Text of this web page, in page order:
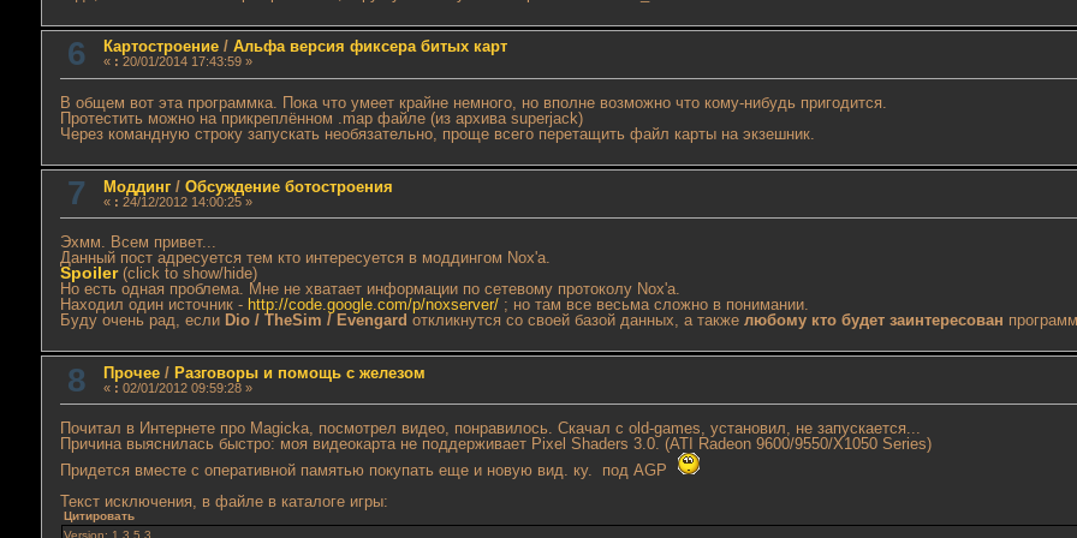
6 Картостроение/ Альфа версия фиксера битых карт
« : 20/01/2014 17:43:59 »
В общем вот эта программка. Пока что умеет крайне немного, но вполне возможно что кому-нибудь пригодится.
Протестить можно на прикреплённом .map файле (из архива superjack)
Через командную строку запускать необязательно, проще всего перетащить файл карты на экзешник.
7 Моддинг/ Обсуждение ботостроения
« : 24/12/2012 14:00:25 »
Эхмм. Всем привет...
Данный пост адресуется тем кто интересуется в моддингом Nox'a.
Spoiler(click to show/hide)
Но есть одная проблема. Мне не хватает информации по сетевому протоколу Nox'a.
Находил один источник - http://code.google.com/p/noxserver/ ; но там все весьма сложно в понимании.
Буду очень рад, если Dio / TheSim / Evengard откликнутся со своей базой данных, а такжелюбому кто будет заинтересован
8 Прочее/ Разговоры и помощь с железом
« : 02/01/2012 09:59:28 »
Почитал в Интернете про Magicka, посмотрел видео, понравилось. Скачал с old-games, установил, не запускается...
Причина выяснилась быстро: моя видеокарта не поддерживает Pixel Shaders 3.0. (ATI Radeon 9600/9550/X1050 Series)
Придется вместе с оперативной памятью покупать еще и новую вид. ку. под AGP
Текст исключения, в файле в каталоге игры:
Цитировать
Version: 1.3.5.3